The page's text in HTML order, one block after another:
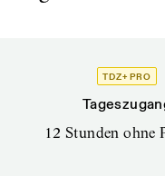
TDZ+ PRO
12 Stunden ohne